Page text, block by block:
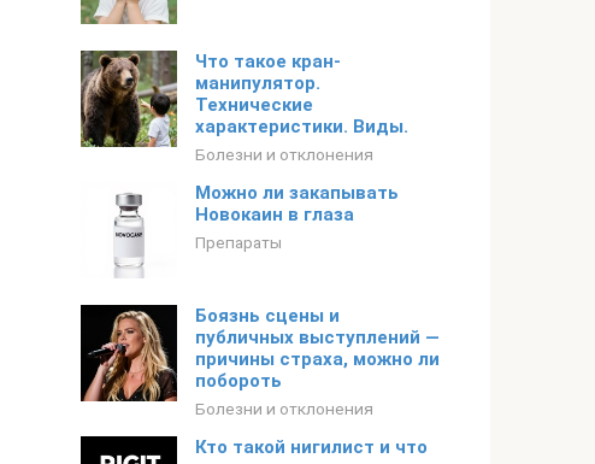
Что такое кран-
манипулятор.
Технические
характеристики. Виды.
Болезни и отклонения
Можно ли закапывать
Новокаин в глаза
Препараты
Боязнь сцены и
публичных выступлений —
причины страха, можно ли
побороть
Болезни и отклонения
Кто такой нигилист и что